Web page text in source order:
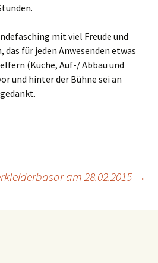
mit viel Freude und
für jeden Anwesenden etwas
(Küche, Auf-/ Abbau und
und hinter der Bühne sei an
am 28.02.2015 →